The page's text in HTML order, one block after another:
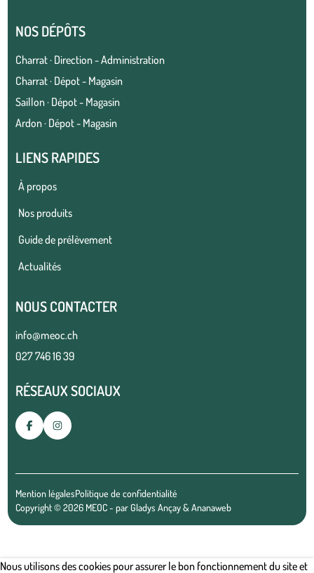
NOS DÉPÔTS
Charrat · Direction - Administration
Charrat · Dépot - Magasin
Saillon · Dépot - Magasin
Ardon · Dépot - Magasin
LIENS RAPIDES
À propos
Nos produits
Guide de prélèvement
Actualités
NOUS CONTACTER
info@meoc.ch
027 746 16 39
RÉSEAUX SOCIAUX
Mention légalesPolitique de confidentialité
Copyright © 2026 MEOC - parGladys Ançay&Ananaweb
Nous utilisons des cookies pour assurer le bon fonctionnement du site et